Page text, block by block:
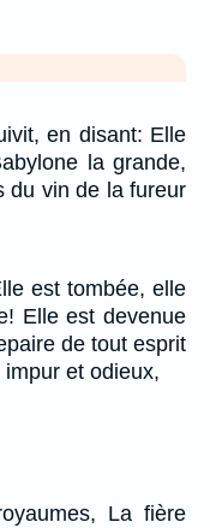
en disant: Elle
la grande,
du vin de la fureur
est tombée, elle
Elle est devenue
de tout esprit
et odieux,
La fière